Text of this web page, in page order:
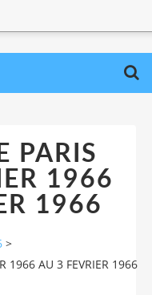
PARIS
1966
1966
>
1966 AU 3 FEVRIER 1966